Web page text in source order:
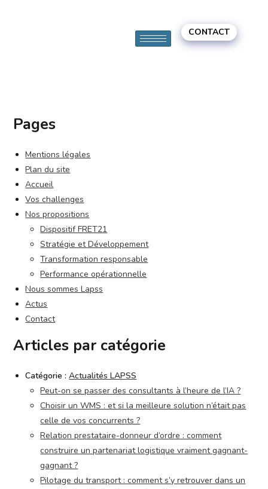
CONTACT
Pages
Mentions légales
Plan du site
Accueil
Vos challenges
Nos propositions
Dispositif FRET21
Stratégie et Développement
Transformation responsable
Performance opérationnelle
Nous sommes Lapss
Actus
Contact
Articles par catégorie
Catégorie :Actualités LAPSS
Peut-on se passer des consultants à l’heure de l’IA ?
Choisir un WMS : et si la meilleure solution n’était pas
celle de vos concurrents ?
Relation prestataire-donneur d’ordre : comment
construire un partenariat logistique vraiment gagnant-
gagnant ?
Pilotage du transport : comment s’y retrouver dans un